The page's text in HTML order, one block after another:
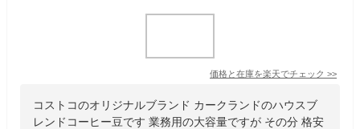
価格と在庫を楽天でチェック >>
コストコのオリジナルブランド カークランドのハウスブ
レンドコーヒー豆です 業務用の大容量ですが その分 格安